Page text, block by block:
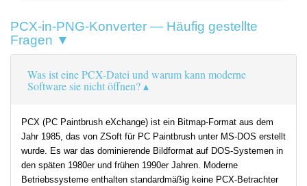
PCX-in-PNG-Konverter — Häufig gestellte
Fragen ▼
Was ist eine PCX-Datei und warum kann moderne
Software sie nicht öffnen?
PCX (PC Paintbrush eXchange) ist ein Bitmap-Format aus dem
Jahr 1985, das von ZSoft für PC Paintbrush unter MS-DOS erstellt
wurde. Es war das dominierende Bildformat auf DOS-Systemen in
den späten 1980er und frühen 1990er Jahren. Moderne
Betriebssysteme enthalten standardmäßig keine PCX-Betrachter